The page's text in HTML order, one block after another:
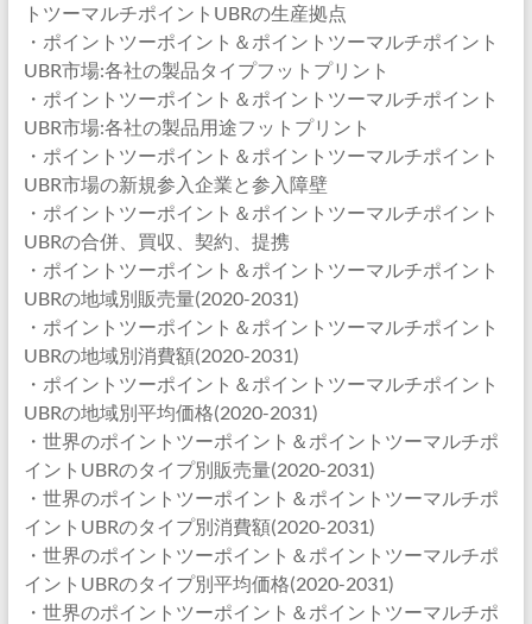
トツーマルチポイントUBRの生産拠点
・ポイントツーポイント＆ポイントツーマルチポイント
UBR市場:各社の製品タイプフットプリント
・ポイントツーポイント＆ポイントツーマルチポイント
UBR市場:各社の製品用途フットプリント
・ポイントツーポイント＆ポイントツーマルチポイント
UBR市場の新規参入企業と参入障壁
・ポイントツーポイント＆ポイントツーマルチポイント
UBRの合併、買収、契約、提携
・ポイントツーポイント＆ポイントツーマルチポイント
UBRの地域別販売量(2020-2031)
・ポイントツーポイント＆ポイントツーマルチポイント
UBRの地域別消費額(2020-2031)
・ポイントツーポイント＆ポイントツーマルチポイント
UBRの地域別平均価格(2020-2031)
・世界のポイントツーポイント＆ポイントツーマルチポ
イントUBRのタイプ別販売量(2020-2031)
・世界のポイントツーポイント＆ポイントツーマルチポ
イントUBRのタイプ別消費額(2020-2031)
・世界のポイントツーポイント＆ポイントツーマルチポ
イントUBRのタイプ別平均価格(2020-2031)
・世界のポイントツーポイント＆ポイントツーマルチポ